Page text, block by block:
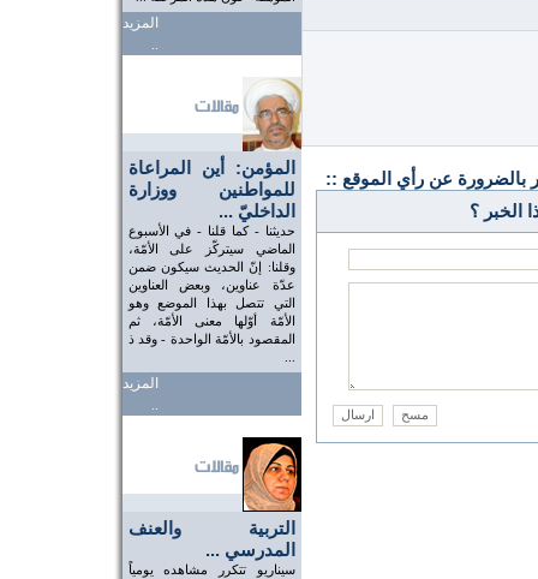
المزيد
..
المؤمن: أين المراعاة
للمواطنين ووزارة
الداخليّ ...
حديثنا - كما قلنا - في الأسبوع
الماضي سيتركّز على الأمّة،
وقلنا: إنّ الحديث سيكون ضمن
عدّة عناوين، وبعض العناوين
التي تتصل بهذا الموضع وهو
الأمّة أوّلها معنى الأمّة، ثم
المقصود بالأمّة الواحدة - وقد ذ
المزيد
..
التربية والعنف
المدرسي ...
سيناريو تتكرر مشاهده يومياً
بالضرورة عن رأي الموقع ::
الخبر ؟